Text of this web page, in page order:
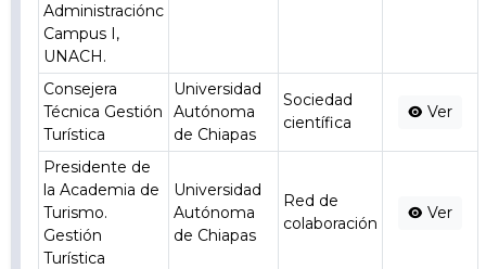
Administraciónc
Campus I,
UNACH.
Consejera
Técnica Gestión
Turística
Universidad
Autónoma
de Chiapas
Sociedad
científica
Ver
Presidente de
la Academia de
Turismo.
Gestión
Turística
Universidad
Autónoma
de Chiapas
Red de
colaboración
Ver